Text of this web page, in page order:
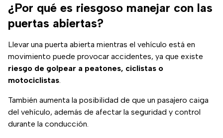
¿Por qué es riesgoso manejar con las
puertas abiertas?
Llevar una puerta abierta mientras el vehículo está en
movimiento puede provocar accidentes, ya que existe
riesgo de golpear a peatones, ciclistas o
motociclistas.
También aumenta la posibilidad de que un pasajero caiga
del vehículo, además de afectar la seguridad y control
durante la conducción.